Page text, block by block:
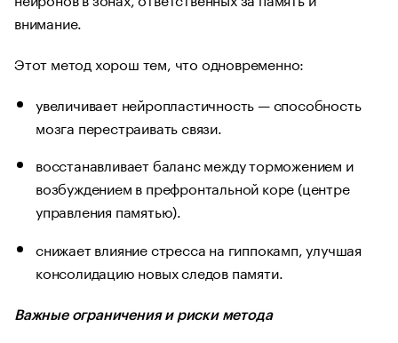
внимание.
Этот метод хорош тем, что одновременно:
увеличивает нейропластичность — способность
мозга перестраивать связи.
восстанавливает баланс между торможением и
возбуждением в префронтальной коре (центре
управления памятью).
снижает влияние стресса на гиппокамп, улучшая
консолидацию новых следов памяти.
Важные ограничения и риски метода